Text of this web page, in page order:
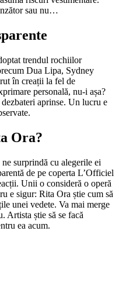
sau nu…
trendul rochiilor
Dua Lipa, Sydney
în creații la fel de
personală, nu-i așa?
dezbateri aprinse. Un lucru e
Ora?
surprindă cu alegerile ei
de pe coperta L’Officiel
Unii o consideră o operă
e sigur: Rita Ora știe cum să
unei vedete. Va mai merge
Artista știe să se facă
ea acum.